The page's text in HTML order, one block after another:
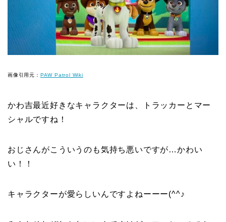
画像引用元： PAW Patrol Wiki
かわ吉最近好きなキャラクターは、トラッカーとマー
シャルですね！
おじさんがこういうのも気持ち悪いですが…かわい
い！！
キャラクターが愛らしいんですよねーーー(^^♪